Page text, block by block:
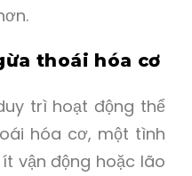
thoái hóa cơ
trì hoạt động thể
hóa cơ, một tình
vận động hoặc lão